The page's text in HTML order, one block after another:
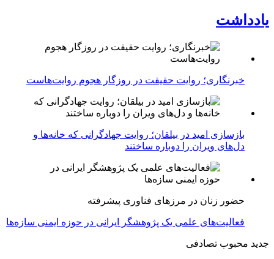
یادداشت
خبرنگاری؛ روایت حقیقت در روزگار هجوم روایت‌هاست
بازسازی امید در بیلقان؛ روایت جهادگرانی که خانه‌ها و
دل‌های ویران را دوباره ساختند
حضور زنان در مرزهای فناوری پیشرفته
فعالیت‌های علمی یک پژوهشگر ایرانی در حوزه ایمنی سازه‌ها
جدید محبوب تصادفی